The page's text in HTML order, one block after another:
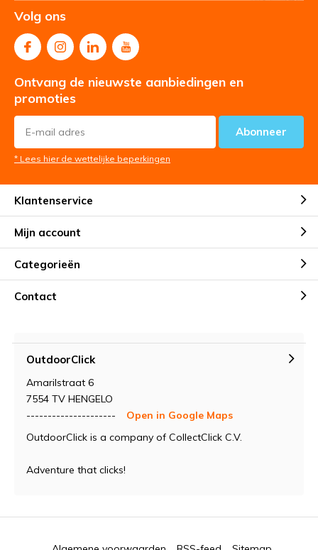
Volg ons
Ontvang de nieuwste aanbiedingen en
promoties
Abonneer
* Lees hier de wettelijke beperkingen
Klantenservice
Mijn account
Categorieën
Contact
OutdoorClick
Amarilstraat 6
7554 TV HENGELO
---------------------
Open in Google Maps
OutdoorClick is a company of CollectClick C.V.
Adventure that clicks!